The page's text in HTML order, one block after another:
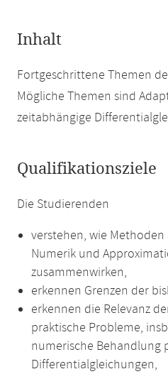
Inhalt
Fortgeschrittene Themen
Mögliche Themen sind
zeitabhängige
Qualifikationsziele
Die Studierenden
verstehen, wie
Numerik und
zusammenwirken,
erkennen Grenzen der
erkennen die Relevanz
praktische Probleme,
numerische Behandlung
Differentialgleichungen,